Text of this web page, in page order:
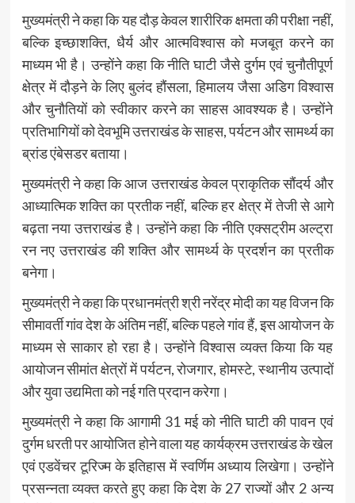
मुख्यमंत्री ने कहा कि यह दौड़ केवल शारीरिक क्षमता की परीक्षा नहीं,
बल्कि इच्छाशक्ति, धैर्य और आत्मविश्वास को मजबूत करने का
माध्यम भी है। उन्होंने कहा कि नीति घाटी जैसे दुर्गम एवं चुनौतीपूर्ण
क्षेत्र में दौड़ने के लिए बुलंद हौंसला, हिमालय जैसा अडिग विश्वास
और चुनौतियों को स्वीकार करने का साहस आवश्यक है। उन्होंने
प्रतिभागियों को देवभूमि उत्तराखंड के साहस, पर्यटन और सामर्थ्य का
ब्रांड एंबेसडर बताया।
मुख्यमंत्री ने कहा कि आज उत्तराखंड केवल प्राकृतिक सौंदर्य और
आध्यात्मिक शक्ति का प्रतीक नहीं, बल्कि हर क्षेत्र में तेजी से आगे
बढ़ता नया उत्तराखंड है। उन्होंने कहा कि नीति एक्सट्रीम अल्ट्रा
रन नए उत्तराखंड की शक्ति और सामर्थ्य के प्रदर्शन का प्रतीक
बनेगा।
मुख्यमंत्री ने कहा कि प्रधानमंत्री श्री नरेंद्र मोदी का यह विजन कि
सीमावर्ती गांव देश के अंतिम नहीं, बल्कि पहले गांव हैं, इस आयोजन के
माध्यम से साकार हो रहा है। उन्होंने विश्वास व्यक्त किया कि यह
आयोजन सीमांत क्षेत्रों में पर्यटन, रोजगार, होमस्टे, स्थानीय उत्पादों
और युवा उद्यमिता को नई गति प्रदान करेगा।
मुख्यमंत्री ने कहा कि आगामी 31 मई को नीति घाटी की पावन एवं
दुर्गम धरती पर आयोजित होने वाला यह कार्यक्रम उत्तराखंड के खेल
एवं एडवेंचर टूरिज्म के इतिहास में स्वर्णिम अध्याय लिखेगा। उन्होंने
प्रसन्नता व्यक्त करते हुए कहा कि देश के 27 राज्यों और 2 अन्य